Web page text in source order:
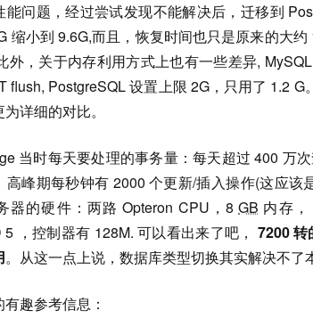
能问题，经过尝试发现不能解决后，迁移到
缩小到 9.6G,而且，恢复时间也只是原来的大
外，关于内存利用方式上也有一些差异,
flush, PostgreSQL 设置上限 2G，只用了 1.2
详细的对比。
当时每天要处理的事务量：每天超过 400 万
高峰期每秒钟有 2000 个更新/插入操作(这应该
器的硬件：两路 Opteron CPU，8GB 内存，
5 ，控制器有 128M. 可以看出来了吧， 7200 转
。从这一点上说，数据库类型切换其实解决不了
趣参考信息：